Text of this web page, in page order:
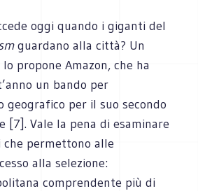
oggi quando i giganti del
guardano alla città? Un
propone Amazon, che ha
un bando per
geografico per il suo secondo
[7]. Vale la pena di esaminare
permettono alle
alla selezione:
comprendente più di